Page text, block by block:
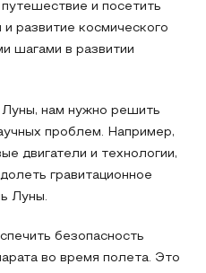
и посетить
развитие космического
шагами в развитии
нам нужно решить
проблем. Например,
двигатели и технологии,
гравитационное
Луны.
безопасность
во время полета. Это